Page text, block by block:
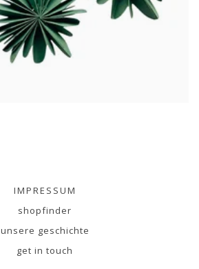
IMPRESSUM
shopfinder
unsere geschichte
get in touch